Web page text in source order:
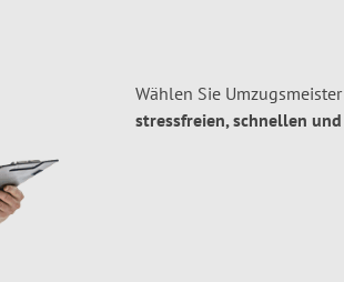
Wählen Sie
stressfreien, schnellen